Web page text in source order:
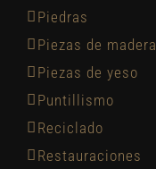
Piedras
Piezas de madera
Piezas de yeso
Puntillismo
Reciclado
Restauraciones